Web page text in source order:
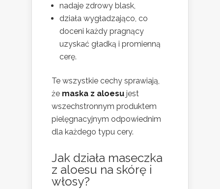
nadaje zdrowy blask,
działa wygładzająco, co
doceni każdy pragnący
uzyskać gładką i promienną
cerę.
Te wszystkie cechy sprawiają,
że maska z aloesu jest
wszechstronnym produktem
pielęgnacyjnym odpowiednim
dla każdego typu cery.
Jak działa maseczka
z aloesu na skórę i
włosy?